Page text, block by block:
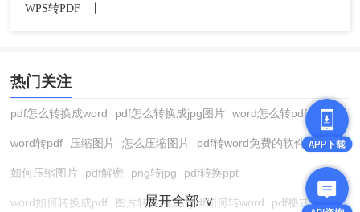
WPS转PDF
热门关注
pdf怎么转换成word pdf怎么转换成jpg图片 word怎么转pdf
word转pdf 压缩图片 怎么压缩图片 pdf转word免费的软件
如何压缩图片 pdf解密 png转jpg pdf转换ppt
word如何转换成pdf 图片转换格式 pdf如何转word pdf格式转换
展开全部 ∨